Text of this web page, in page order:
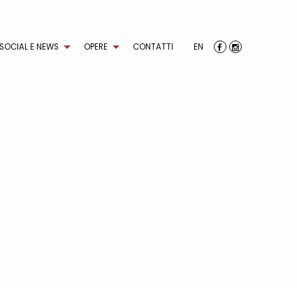
SOCIAL E NEWS OPERE CONTATTI EN